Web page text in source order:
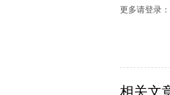
更多请登录：
相关文